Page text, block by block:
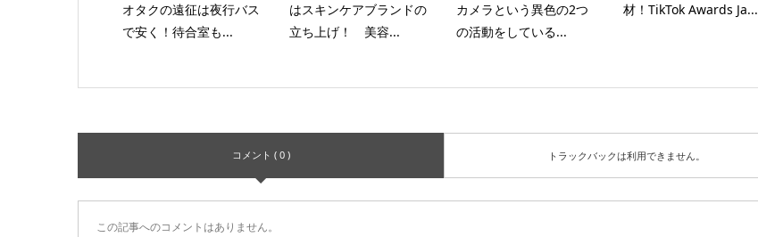
オタクの遠征は夜行バス
で安く！待合室も...
はスキンケアブランドの
立ち上げ！ 美容...
カメラという異色の2つ
の活動をしている...
材！TikTok Awards Ja...
コメント ( 0 ) トラックバックは利用できません。
この記事へのコメントはありません。